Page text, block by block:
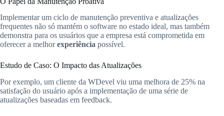
Implementar um ciclo de manutenção preventiva e atualizações
frequentes não só mantém o software no estado ideal, mas também
demonstra para os usuários que a empresa está comprometida em
oferecer a melhorexperiência possível.
Estudo de Caso: O Impacto das Atualizações
Por exemplo, um cliente da WDevel viu uma melhora de 25% na
satisfação do usuário após a implementação de uma série de
atualizações baseadas em feedback.